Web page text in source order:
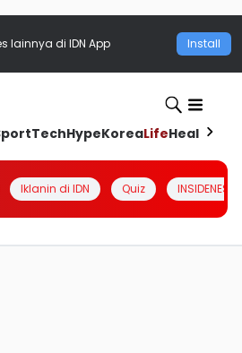
lainnya di IDN App Install
TechHypeKoreaLifeHealth
Iklanin di IDN Quiz INSIDENESIA